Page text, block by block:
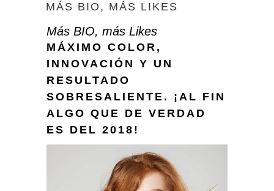
MÁS BIO, MÁS LIKES
Más BIO, más Likes
MÁXIMO COLOR,
INNOVACIÓN Y UN
RESULTADO
SOBRESALIENTE. ¡AL FIN
ALGO QUE DE VERDAD
ES DEL 2018!